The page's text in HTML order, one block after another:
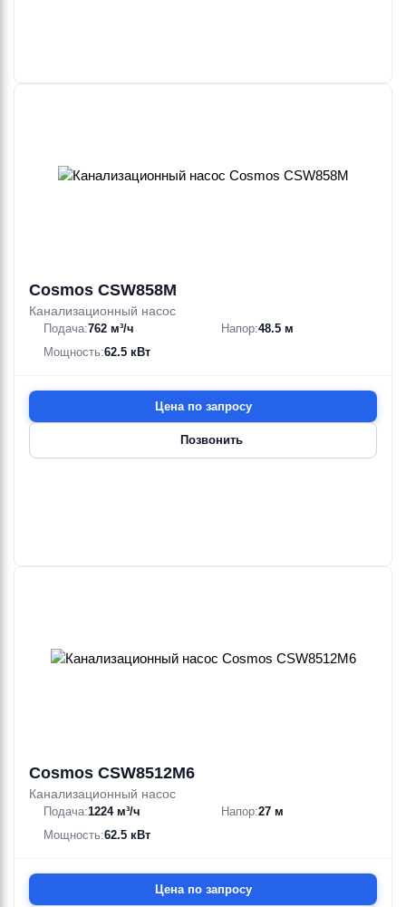
Cosmos CSW858M
Канализационный насос
Подача:762 м³/ч Напор:48.5 м
Мощность:62.5 кВт
Цена по запросу
Позвонить
Cosmos CSW8512M6
Канализационный насос
Подача:1224 м³/ч Напор:27 м
Мощность:62.5 кВт
Цена по запросу